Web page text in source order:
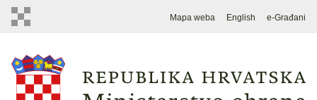
Mapa weba English e-Građani